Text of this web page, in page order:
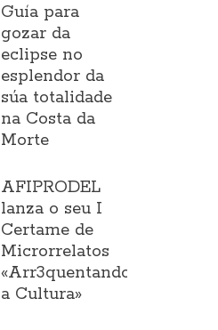
Guía para
gozar da
eclipse no
esplendor da
súa totalidade
na Costa da
Morte
AFIPRODEL
lanza o seu I
Certame de
Microrrelatos
«Arr3quentando
a Cultura»